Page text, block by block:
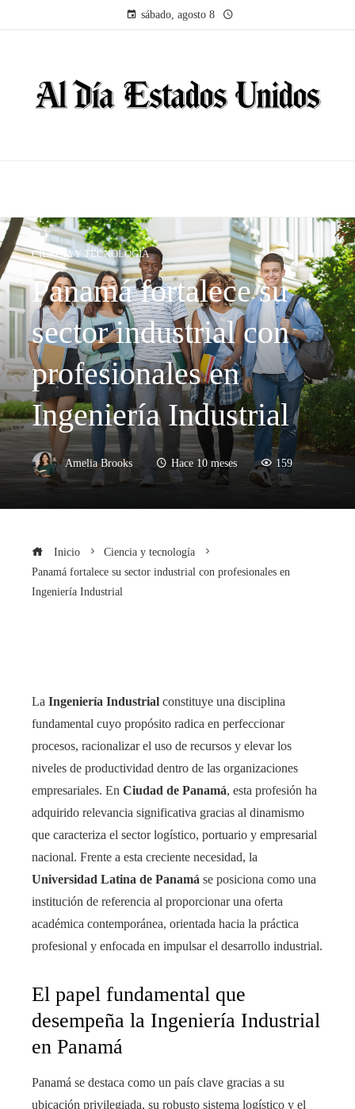
sábado, agosto 8
CIENCIA Y TECNOLOGÍA
Panamá fortalece su
sector industrial con
profesionales en
Ingeniería Industrial
Amelia Brooks Hace 10 meses 159
Inicio
Ciencia y tecnología
Panamá fortalece su sector industrial con profesionales en
Ingeniería Industrial
La Ingeniería Industrial constituye una disciplina
fundamental cuyo propósito radica en perfeccionar
procesos, racionalizar el uso de recursos y elevar los
niveles de productividad dentro de las organizaciones
empresariales. En Ciudad de Panamá, esta profesión ha
adquirido relevancia significativa gracias al dinamismo
que caracteriza el sector logístico, portuario y empresarial
nacional. Frente a esta creciente necesidad, la
Universidad Latina de Panamá se posiciona como una
institución de referencia al proporcionar una oferta
académica contemporánea, orientada hacia la práctica
profesional y enfocada en impulsar el desarrollo industrial.
El papel fundamental que
desempeña la Ingeniería Industrial
en Panamá
Panamá se destaca como un país clave gracias a su
ubicación privilegiada, su robusto sistema logístico y el